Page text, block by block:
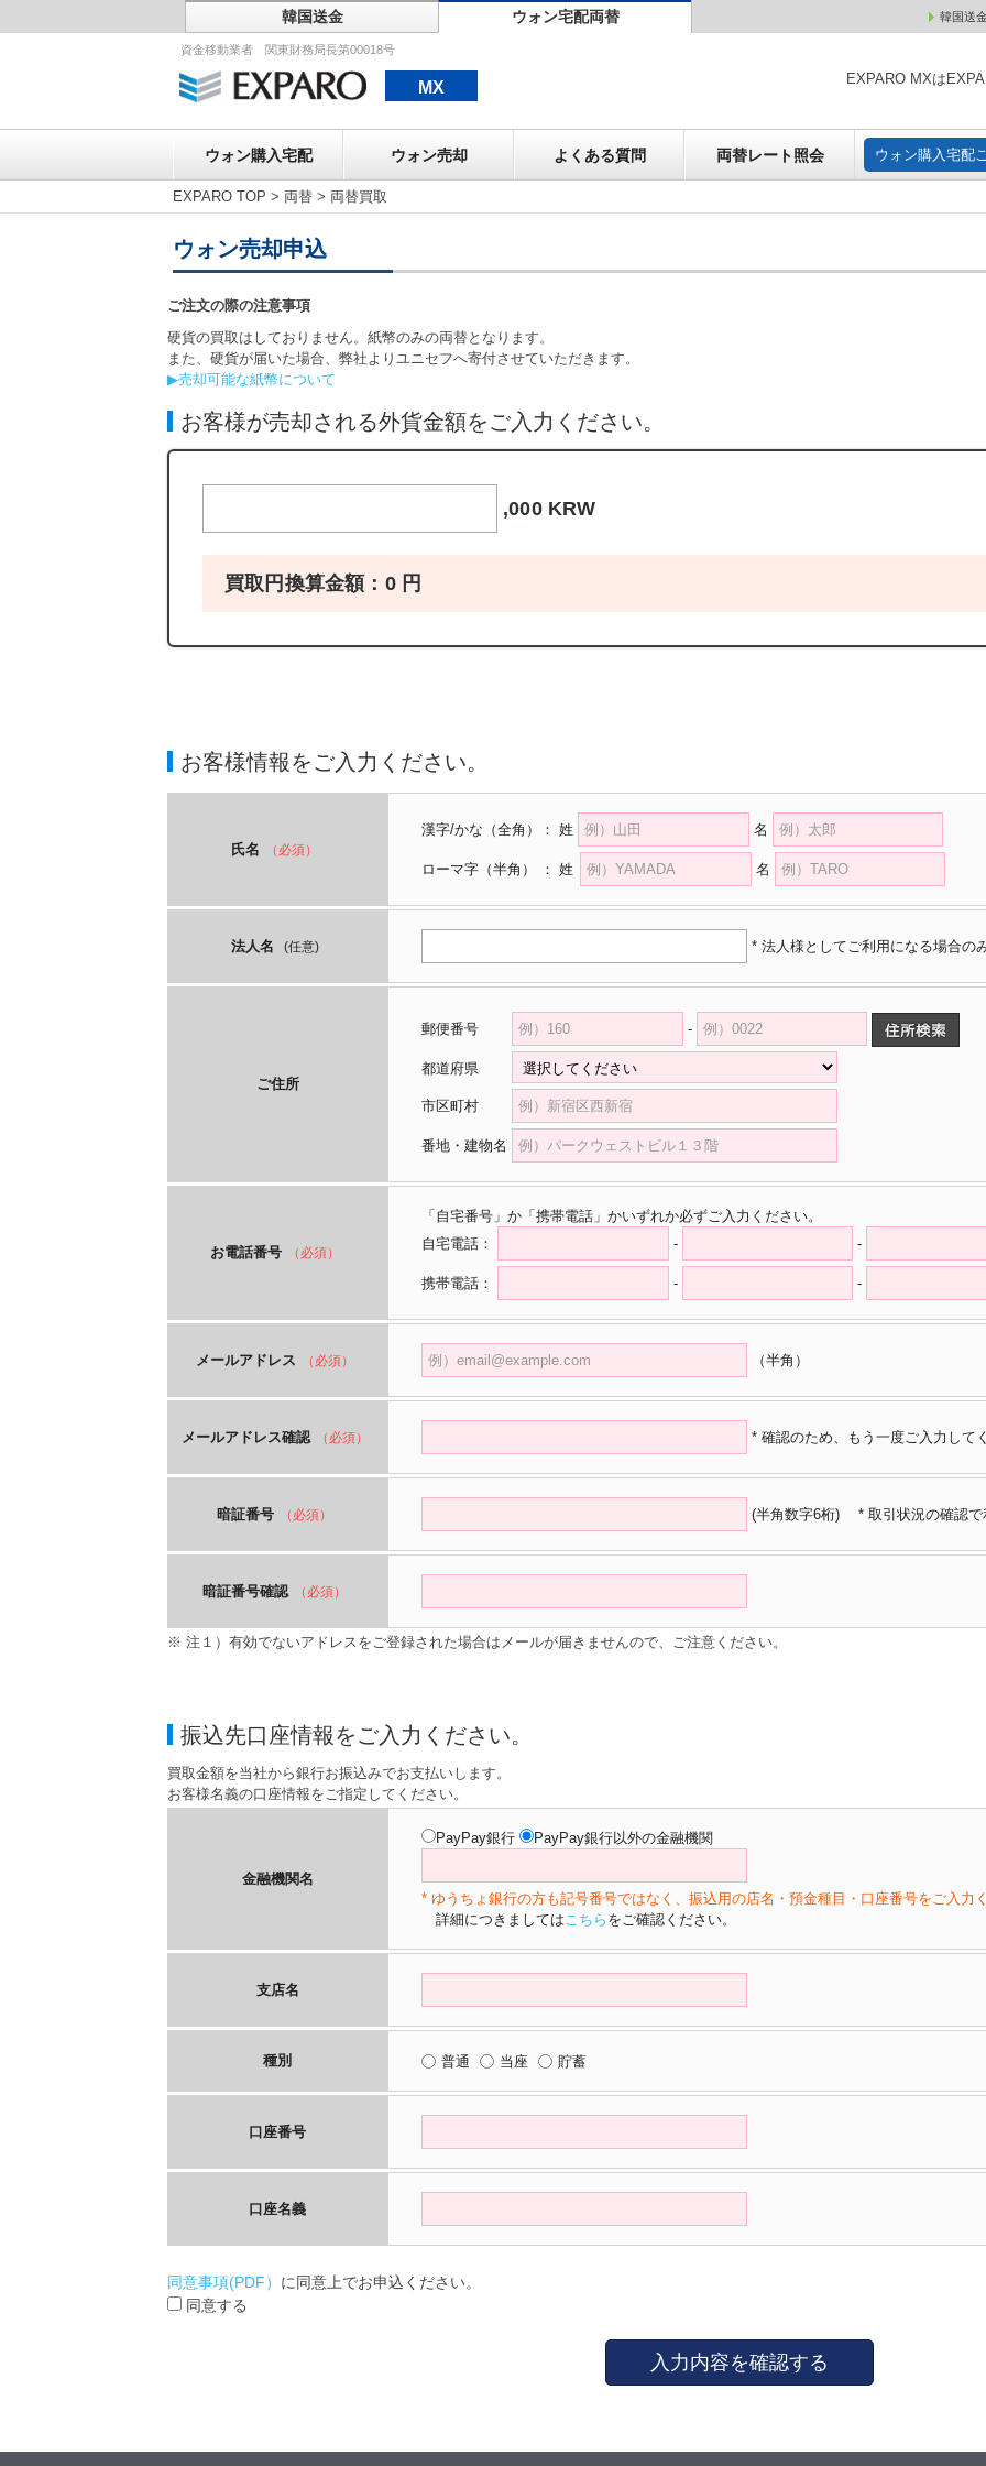
韓国送金 ウォン宅配両替 韓国送
資金移動業者 関東財務局長第00018号
MX EXPARO MXは
ウォン購入宅配 ウォン売却 よくある質問 両替レート照会 ウォン購入宅配
ウォン売却 ウォン購
EXPARO TOP > 両替 > 両替買取
ウォン売却申込
ご注文の際の注意事項
硬貨の買取はしておりません。紙幣のみの両替となります。
また、硬貨が届いた場合、弊社よりユニセフへ寄付させていただきます。
▶売却可能な紙幣について
お客様が売却される外貨金額をご入力ください。
,000 KRW
買取円換算金額： 0円
お客様情報をご入力ください。
氏名 （必須）
漢字/かな （全角） ： 姓 名
ローマ字 （半角） ： 姓 名
法人名 (任意) * 法人様としてご利用になる場合の
ご住所
郵便番号 -
都道府県
市区町村
番地・建物名
お電話番号 （必須）
「自宅番号」か「携帯電話」かいずれか必ずご入力ください。
自宅電話：
- -
携帯電話： - -
メールアドレス （必須） （半角）
メールアドレス確認 （必須） * 確認のため、もう一度ご入力して
暗証番号 （必須） (半角数字6桁) * 取引状況の確認で
暗証番号確認 （必須）
※ 注１）有効でないアドレスをご登録された場合はメールが届きませんので、ご注意ください。
振込先口座情報をご入力ください。
買取金額を当社から銀行お振込みでお支払いします。
お客様名義の口座情報をご指定してください。
金融機関名
PayPay銀行 PayPay銀行以外の金融機関
* ゆうちょ銀行の方も記号番号ではなく、振込用の店名・預金種目・口座番号をご入力く
詳細につきましてはこちら をご確認ください。
支店名
種別 普通 当座 貯蓄
口座番号
口座名義
同意事項(PDF） に同意上でお申込ください。
同意する
入力内容を確認する